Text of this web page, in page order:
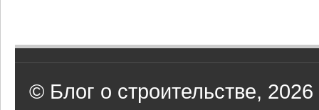
© Блог о строительстве, 2026